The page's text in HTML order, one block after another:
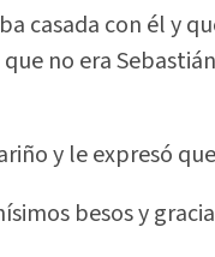
casada con él y
no era
y le expresó
besos y